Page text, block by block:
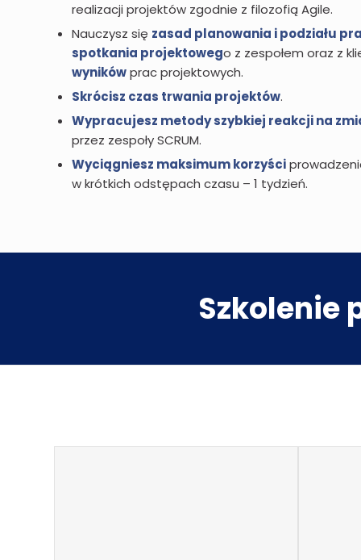
realizacji projektów zgodnie z filozofią Agile.
Nauczysz się zasad planowania i podziału
spotkania projektowego z zespołem oraz z
wynikówprac projektowych.
Skrócisz czas trwania projektów.
Wypracujesz metody szybkiej reakcji na
przez zespoły SCRUM.
Wyciągniesz maksimum korzyści
w krótkich odstępach czasu – 1 tydzień.
Szkolenie